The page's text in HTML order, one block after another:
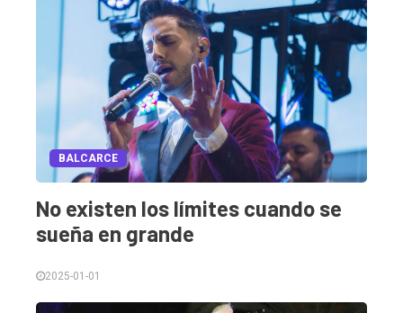
BALCARCE
No existen los límites cuando se
sueña en grande
2025-01-01